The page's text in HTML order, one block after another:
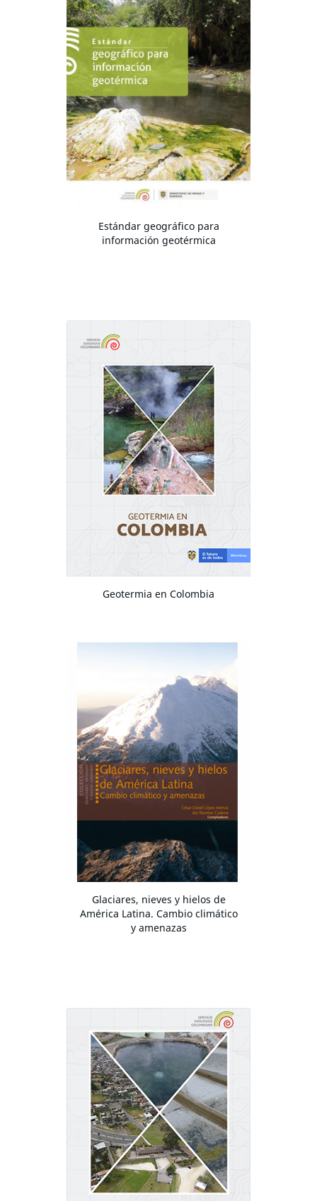
Estándar geográfico para
información geotérmica
Geotermia en Colombia
Glaciares, nieves y hielos de
América Latina. Cambio climático
y amenazas